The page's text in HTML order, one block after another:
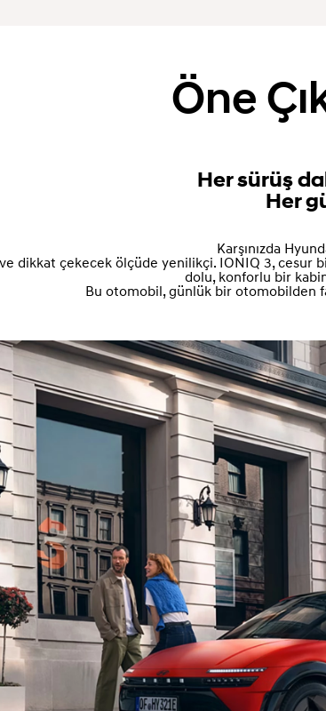
Öne
Her sürüş
Her
Karşınızda
dikkat çekecek ölçüde yenilikçi. IONIQ 3, cesur
dolu, konforlu bir
Bu otomobil, günlük bir otomobilden